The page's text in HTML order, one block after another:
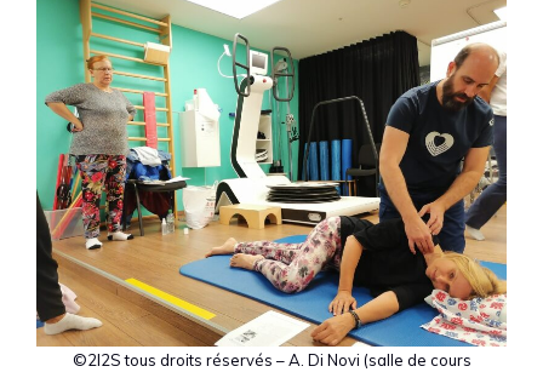
©2I2S tous droits réservés – A. Di Novi (salle de cours